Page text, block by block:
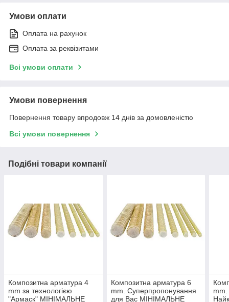
Умови оплати
Оплата на рахунок
Оплата за реквізитами
Всі умови оплати
Умови повернення
Повернення товару впродовж 14 днів за домовленістю
Всі умови повернення
Подібні товари компанії
Композитна арматура 4
mm за технологією
"Армаск" МІНІМАЛЬНЕ
Композитна арматура 6
mm. Суперпропонування
для Вас МІНІМАЛЬНЕ
mm.